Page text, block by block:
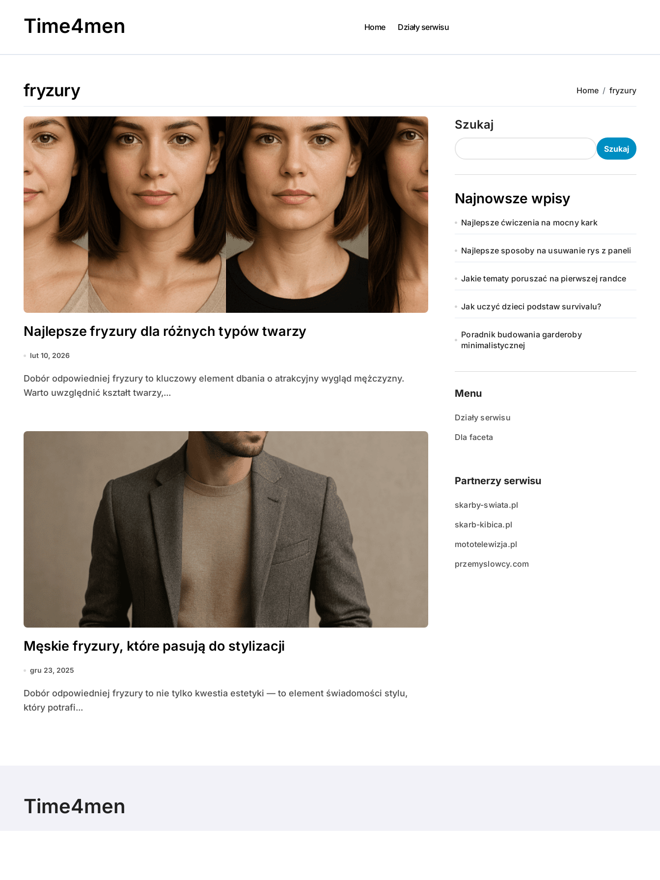
Time4men Home Działy serwisu
fryzury Home fryzury
Najlepsze fryzury dla różnych typów twarzy
lut 10, 2026
Dobór odpowiedniej fryzury to kluczowy element dbania o atrakcyjny wygląd mężczyzny.
Warto uwzględnić kształt twarzy,...
Męskie fryzury, które pasują do stylizacji
gru 23, 2025
Dobór odpowiedniej fryzury to nie tylko kwestia estetyki — to element świadomości stylu,
który potrafi...
Szukaj
Szukaj
Najnowsze wpisy
Najlepsze ćwiczenia na mocny kark
Najlepsze sposoby na usuwanie rys z paneli
Jakie tematy poruszać na pierwszej randce
Jak uczyć dzieci podstaw survivalu?
Poradnik budowania garderoby
minimalistycznej
Menu
Działy serwisu
Dla faceta
Partnerzy serwisu
skarby-swiata.pl
skarb-kibica.pl
mototelewizja.pl
przemyslowcy.com
Time4men